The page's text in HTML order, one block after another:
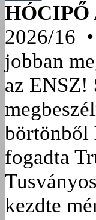
HÓCIPŐ
2026/16
jobban
az ENSZ!
börtönből
fogadta
kezdte